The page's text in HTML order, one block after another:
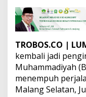
n
,
B
i
k
e
r
s
m
u
TROBOS.CO |
kembali jadi
Muhammadiyah
menempuh
Malang Selatan,